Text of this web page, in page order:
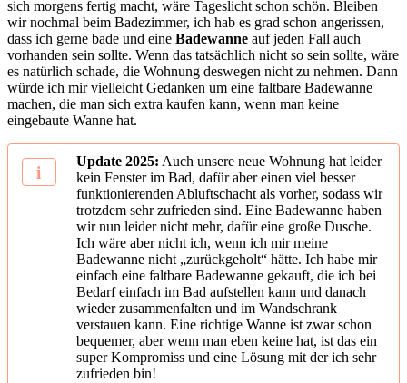
sich morgens fertig macht, wäre Tageslicht schon schön. Bleiben
wir nochmal beim Badezimmer, ich hab es grad schon angerissen,
dass ich gerne bade und eine Badewanne auf jeden Fall auch
vorhanden sein sollte. Wenn das tatsächlich nicht so sein sollte, wäre
es natürlich schade, die Wohnung deswegen nicht zu nehmen. Dann
würde ich mir vielleicht Gedanken um eine faltbare Badewanne
machen, die man sich extra kaufen kann, wenn man keine
eingebaute Wanne hat.
Update 2025: Auch unsere neue Wohnung hat leider
kein Fenster im Bad, dafür aber einen viel besser
funktionierenden Abluftschacht als vorher, sodass wir
trotzdem sehr zufrieden sind. Eine Badewanne haben
wir nun leider nicht mehr, dafür eine große Dusche.
Ich wäre aber nicht ich, wenn ich mir meine
Badewanne nicht „zurückgeholt“ hätte. Ich habe mir
einfach eine faltbare Badewanne gekauft, die ich bei
Bedarf einfach im Bad aufstellen kann und danach
wieder zusammenfalten und im Wandschrank
verstauen kann. Eine richtige Wanne ist zwar schon
bequemer, aber wenn man eben keine hat, ist das ein
super Kompromiss und eine Lösung mit der ich sehr
zufrieden bin!